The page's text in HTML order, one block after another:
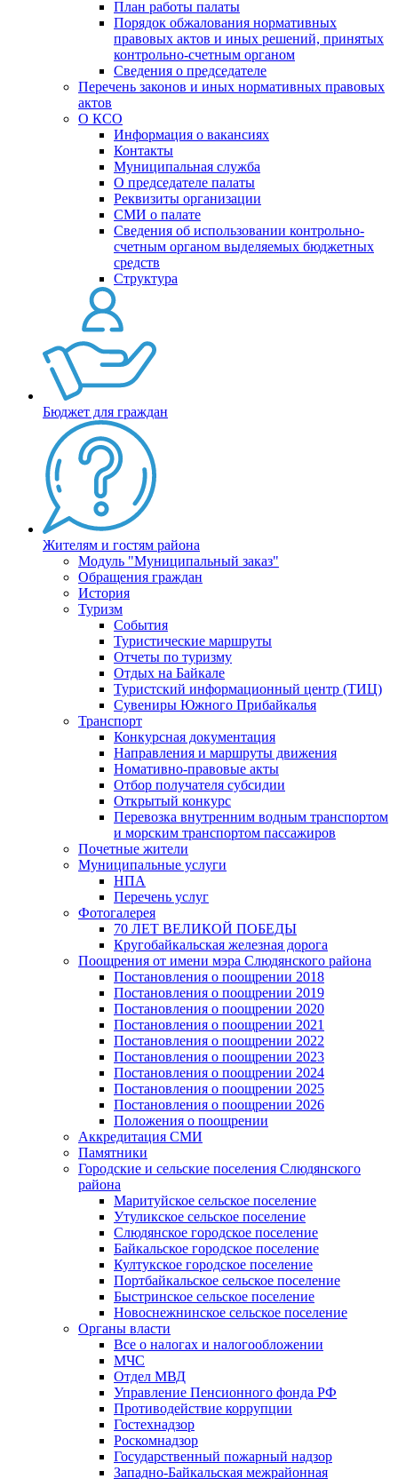
План работы палаты
Порядок обжалования нормативных
правовых актов и иных решений, принятых
контрольно-счетным органом
Сведения о председателе
Перечень законов и иных нормативных правовых
актов
О КСО
Информация о вакансиях
Контакты
Муниципальная служба
О председателе палаты
Реквизиты организации
СМИ о палате
Сведения об использовании контрольно-
счетным органом выделяемых бюджетных
средств
Структура
Бюджет для граждан
Жителям и гостям района
Модуль "Муниципальный заказ"
Обращения граждан
История
Туризм
События
Туристические маршруты
Отчеты по туризму
Отдых на Байкале
Туристский информационный центр (ТИЦ)
Сувениры Южного Прибайкалья
Транспорт
Конкурсная документация
Направления и маршруты движения
Номативно-правовые акты
Отбор получателя субсидии
Открытый конкурс
Перевозка внутренним водным транспортом
и морским транспортом пассажиров
Почетные жители
Муниципальные услуги
НПА
Перечень услуг
Фотогалерея
70 ЛЕТ ВЕЛИКОЙ ПОБЕДЫ
Кругобайкальская железная дорога
Поощрения от имени мэра Слюдянского района
Постановления о поощрении 2018
Постановления о поощрении 2019
Постановления о поощрении 2020
Постановления о поощрении 2021
Постановления о поощрении 2022
Постановления о поощрении 2023
Постановления о поощрении 2024
Постановления о поощрении 2025
Постановления о поощрении 2026
Положения о поощрении
Аккредитация СМИ
Памятники
Городские и сельские поселения Слюдянского
района
Маритуйское сельское поселение
Утуликское сельское поселение
Слюдянское городское поселение
Байкальское городское поселение
Култукское городское поселение
Портбайкальское сельское поселение
Быстринское сельское поселение
Новоснежнинское сельское поселение
Органы власти
Все о налогах и налогообложении
МЧС
Отдел МВД
Управление Пенсионного фонда РФ
Противодействие коррупции
Гостехнадзор
Роскомнадзор
Государственный пожарный надзор
Западно-Байкальская межрайонная